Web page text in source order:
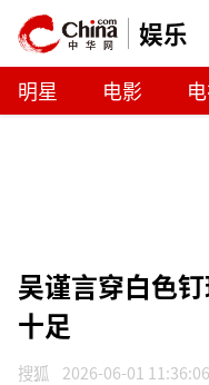
娱乐
明星 电影
吴谨言穿白色
十足
搜狐 2026-06-01 11:36:06